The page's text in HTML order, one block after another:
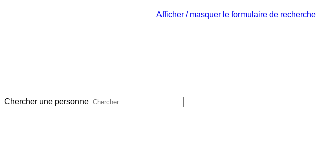
Afficher / masquer le formulaire de recherche
Chercher une personne